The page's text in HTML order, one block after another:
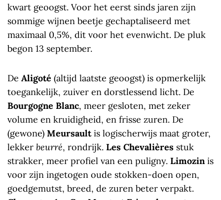
kwart geoogst. Voor het eerst sinds jaren zijn
sommige wijnen beetje gechaptaliseerd met
maximaal 0,5%, dit voor het evenwicht. De pluk
begon 13 september.
De Aligoté (altijd laatste geoogst) is opmerkelijk
toegankelijk, zuiver en dorstlessend licht. De
Bourgogne Blanc, meer gesloten, met zeker
volume en kruidigheid, en frisse zuren. De
(gewone) Meursaultis logischerwijs maat groter,
lekker beurré, rondrijk. Les Chevalières stuk
strakker, meer profiel van een puligny. Limozinis
voor zijn ingetogen oude stokken-doen open,
goedgemutst, breed, de zuren beter verpakt.